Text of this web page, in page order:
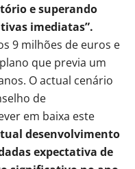
e superando
imediatas”.
9 milhões de euros e
que previa um
O actual cenário
de
em baixa este
desenvolvimento
expectativa de